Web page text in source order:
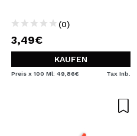
(0)
3,49€
KAUFEN
Preis x 100 Ml: 49,86€ Tax Inb.